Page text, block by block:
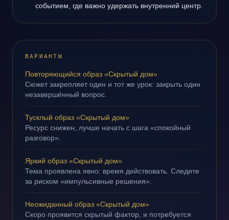
событием, где важно удержать внутренний центр.
ВАРИАНТЫ
Повторяющийся образ «Скрытый дом»
Сюжет закрепляет один и тот же урок: закрыть один
незавершённый вопрос.
Тусклый образ «Скрытый дом»
Ресурс снижен; лучше начать с шага «спокойный
разговор».
Яркий образ «Скрытый дом»
Тема проявлена явно: время действовать. Следите
за риском «импульсивные решения».
Неожиданный образ «Скрытый дом»
Скоро проявится скрытый фактор, и потребуется